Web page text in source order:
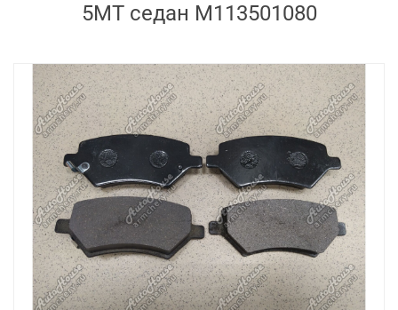
5MT седан M113501080